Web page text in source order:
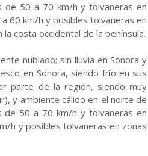
50 a 70 km/h y tolvaneras en
60 km/h y posibles tolvaneras en
costa occidental de la península.
nublado; sin lluvia en Sonora y
en Sonora, siendo frío en sus
parte de la región, siendo muy
y ambiente cálido en el norte de
de 50 a 70 km/h y tolvaneras en
h y posibles tolvaneras en zonas